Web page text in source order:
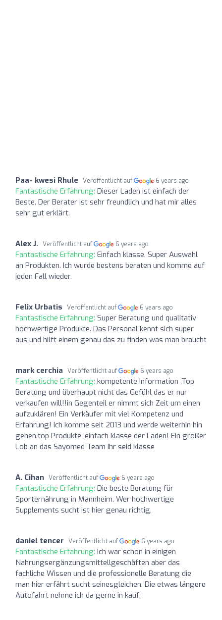
Paa- kwesi Rhule Veröffentlicht auf 6 years ago
Fantastische Erfahrung: Dieser Laden ist einfach der
Beste. Der Berater ist sehr freundlich und hat mir alles
sehr gut erklärt.
Alex J. Veröffentlicht auf 6 years ago
Fantastische Erfahrung: Einfach klasse. Super Auswahl
an Produkten. Ich wurde bestens beraten und komme auf
jeden Fall wieder.
Felix Urbatis Veröffentlicht auf 6 years ago
Fantastische Erfahrung: Super Beratung und qualitativ
hochwertige Produkte. Das Personal kennt sich super
aus und hilft einem genau das zu finden was man braucht
mark cerchia Veröffentlicht auf 6 years ago
Fantastische Erfahrung: kompetente Information ,Top
Beratung und überhaupt nicht das Gefühl das er nur
verkaufen will!!in Gegenteil er nimmt sich Zeit um einen
aufzuklären! Ein Verkäufer mit viel Kompetenz und
Erfahrung! Ich komme seit 2013 und werde weiterhin hin
gehen.top Produkte ,einfach klasse der Laden! Ein großer
Lob an das Sayomed Team Ihr seid klasse
A. Cihan Veröffentlicht auf 6 years ago
Fantastische Erfahrung: Die beste Beratung für
Sporternährung in Mannheim. Wer hochwertige
Supplements sucht ist hier genau richtig.
daniel tencer Veröffentlicht auf 6 years ago
Fantastische Erfahrung: Ich war schon in einigen
Nahrungsergänzungsmittellgeschäften aber das
fachliche Wissen und die professionelle Beratung die
man hier erfährt sucht seinesgleichen. Die etwas längere
Autofahrt nehme ich da gerne in kauf.